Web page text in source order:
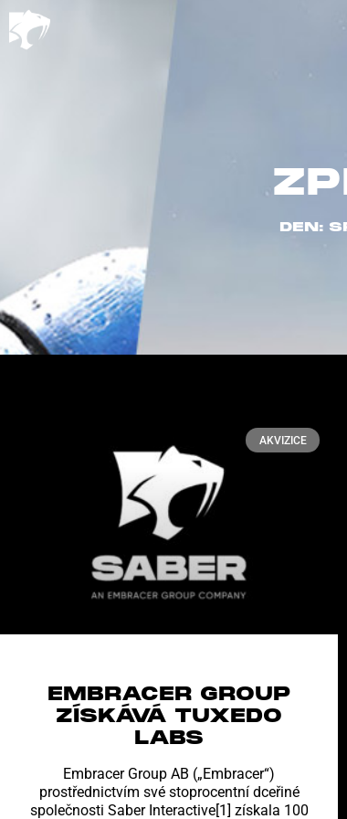
DEN:
AKVIZICE
EMBRACER GROUP
ZÍSKÁVÁ TUXEDO
LABS
Embracer Group AB („Embracer“)
prostřednictvím své stoprocentní dceřiné
společnosti Saber Interactive[1] získala 100